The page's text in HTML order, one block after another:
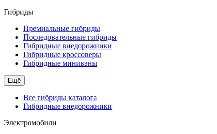
Гибриды
Премиальные гибриды
Последовательные гибриды
Гибридные внедорожники
Гибридные кроссоверы
Гибридные минивэны
Ещё
Все гибриды каталога
Гибридные внедорожники
Электромобили